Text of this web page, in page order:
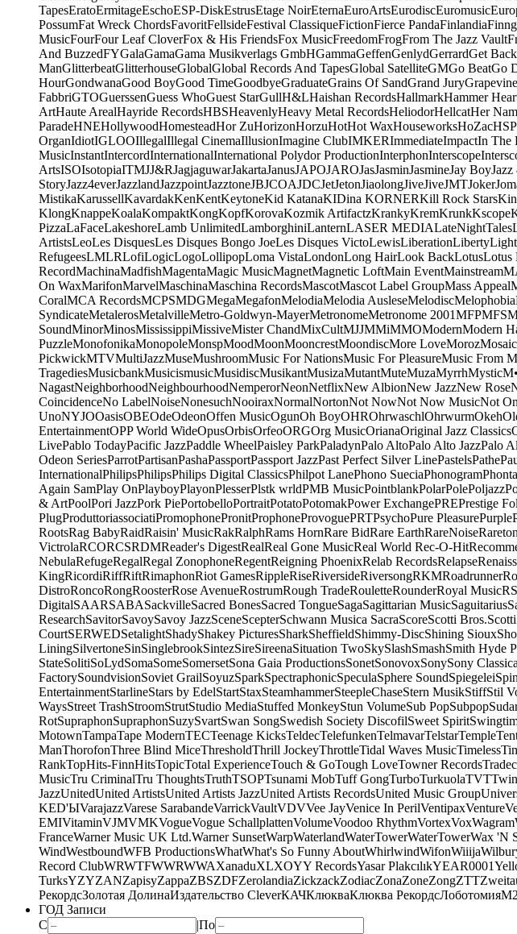
TapesEratoErmitageEschoESP-DiskEstrusEtage NoirEternaEuroArtsEurodiscEuromusic
PossumFat Wreck ChordsFavoritFellsideFestival ClassiqueFictionFierce PandaFinlandia
MusicFourFour Leaf CloverFox & His FriendsFox MusicFreedomFrogFrom The Jazz Vault
And BuzzedFYGalaGamaGama Musikverlags GmbHGammaGeffenGenlydGerrardGet Back
ManGlitterbeatGlitterhouseGlobalGlobal Records And TapesGlobal SatelliteGMGo BeatGo
HourGondwanaGood BoyGood TimeGoodbyeGraduateGrains Of SandGrand JuryGrapevine
FabbriGTOGuerssenGuess WhoGuest StarGullH&LHaishan RecordsHallmarkHammer
ArtHaute ArealHayride RecordsHBSHeavenlyHeavy Metal RecordsHeliodorHellcatHer
ParadeHNEHollywoodHomesteadHor ZuHorizonHorzuHotHot WaxHouseworksHoZac
OrganIdiotIGLOOIllegalIllegal CinemaIllusionImagine ClubIMKERImmediateImpactIn The
MusicInstantIntercordInternationalInternational Polydor ProductionInterphonInterscope
ArtsISOIsotopiaITMJJ&RJagjaguwarJakartaJanusJAPOJAROJasJasminJasmineJay BoyJazz
StoryJazz4everJazzlandJazzpointJazztoneJBJCOAJDCJetJetonJiaolongJiveJiveJMTJoker
MistikaKarussellKavardakKenKentKeytoneKid KatanaKIDina KORNERKill Rock Stars
KlongKnappeKoalaKompaktKongKopfKorovaKozmik ArtifactzKrankyKremKrunkKscope
PizzaLaFaceLakeshoreLamb UnlimitedLamborghiniLanternLASER MEDIALateNightTales
ArtistsLeoLes DisquesLes Disques Bongo JoeLes Disques VictoLewisLiberationLiberty
RefugeesLMLRLofiLogicLogoLollipopLoma VistaLondonLong HairLook BackLotusLotus
RecordMachinaMadfishMagentaMagic MusicMagnetMagnetic LoftMain EventMainstream
On WaxMarifonMarvelMaschinaMaschina RecordsMascotMascot Label GroupMass Appeal
CoralMCA RecordsMCPSMDGMegaMegafonMelodiaMelodia AusleseMelodiscMelophobia
SyndicateMetalerosMetalvilleMetro-Goldwyn-MayerMetronomeMetronome 2001MFPMFS
SoundMinorMinosMississippiMissiveMister ChandMixCultMJJMMiMMOModernModern
PuzzleMonofonikaMonopoleMonspMoodMoonMooncrestMoondiscMore LoveMorozMosaic
PickwickMTVMultiJazzMuseMushroomMusic For NationsMusic For PleasureMusic From
TragediesMusicbankMusicismusicMusidiscMusikantMusizaMutantMuteMuzaMyrrhMystic
NagastNeighborhoodNeighbourhoodNemperorNeonNetflixNew AlbionNew JazzNew Rose
CoincidenceNo LabelNoiseNonesuchNooiraxNormalNortonNot NowNot Now MusicNot
UnoNYJOOasisOBEOdeOdeonOffen MusicOgunOh BoyOHROhrwaschlOhrwurmOkeh
EntertainmentOPP World WideOpusOrbisOrfeoORGOrg MusicOrianaOriginal Jazz Classics
LivePablo TodayPacific JazzPaddle WheelPaisley ParkPaladynPalo AltoPalo Alto JazzPalo
Odeon SeriesParrotPartisanPashaPassportPassport JazzPast Perfect Silver LinePastelsPathe
InternationalPhilipsPhilipsPhilips Digital ClassicsPhilpot LanePhono SueciaPhonogram
Again SamPlay OnPlayboyPlayonPlesserPlstk wrldPMB MusicPointblankPolarPolePoljazz
& ArtPoolPori JazzPork PiePortobelloPortraitPotatoPotomakPower ExchangePREPrestige
PlugProduttoriassociatiPromophonePronitProphoneProvoguePRTPsychoPure PleasurePurple
RootsRag BabyRaidRaisin' MusicRakRalphRams HornRare BidRare EarthRareNoise
VictrolaRCORCSRDMReader's DigestRealReal Gone MusicReal World Rec-O-Hit
NebulaRefugeRegalRegal ZonophoneRegentReigning PhoenixRelab RecordsRelapse
KingRicordiRiffRiftRimaphonRiot GamesRippleRiseRiversideRiversongRKMRoadrunner
DistroRoncoRongRoosterRose AvenueRostrumRough TradeRouletteRounderRoyal Music
DigitalSAARSABASackvilleSacred BonesSacred TongueSagaSagittarian MusicSaguitarius
ResearchSavitorSavoySavoy JazzSceneScepterSchwann Musica SacraScoreScotti Bros.
CourtSERWEDSetalightShadyShakey PicturesSharkSheffieldShimmy-DiscShining Sioux
LiningSilvertoneSinSinglebrookSintezSireSireenaSituation TwoSkySlashSmashSmith Hyde
StateSolitiSoLydSomaSomeSomersetSona Gaia ProductionsSonetSonovoxSonySony
FactorySoundvisionSoviet GrailSoyuzSparkSpectraphonicSpeculaSphere SoundSpiegelei
EntertainmentStarlineStars by EdelStartStaxSteamhammerSteepleChaseStern MusikStiffStil
WaysStreet TrashStroomStrutStudio MediaStuffed MonkeyStun VolumeSub PopSubpop
RotSupraphonSupraphonSuzySvartSwan SongSwedish Society DiscofilSweet Spirit
MotownTampaTape ModernTECTeenage KicksTeldecTelefunkenTelmavarTelstarTemple
ManThorofonThree Blind MiceThresholdThrill JockeyThrottleTidal Waves MusicTimeless
RankTopHits-FinnHitsTopicTotal ExperienceTouch & GoTough LoveTowner Records
MusicTru CriminalTru ThoughtsTruthTSOPTsunami MobTuff GongTurboTurkuolaTVT
JazzUnitedUnited ArtistsUnited Artists JazzUnited Artists RecordsUnited Music Group
KED'ЫVarajazzVarese SarabandeVarrickVaultVDVVee JayVenice In PerilVentipaxVenture
EMIVitaminVJMVMKVogueVogue SchallplattenVolumeVoodoo RhythmVortexVoxWagram
FranceWarner Music UK Ltd.Warner SunsetWarpWaterlandWaterTowerWaterTowerWax 'N
WindWestboundWFB ProductionsWhatWhat's So Funny AboutWhirlwindWifonWiiija
Record ClubWRWTFWWRWWAXanaduXLXOYY RecordsYasar PlakcılıkYEAR0001
TurksYZYZANZapisyZappaZBSZDFZerolandiaZickzackZodiacZonaZoneZongZTT
РекордсЗолотая ДолинаИздательство CleverКАЧКлюкваКлюква РекордсЛоботомияМ2
ГОД Записи
С
|По